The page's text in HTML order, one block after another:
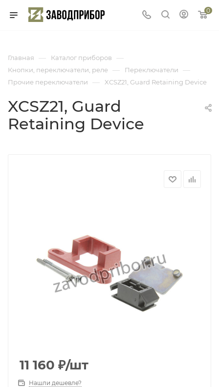
0
Главная — Каталог приборов —
Кнопки, переключатели, реле — Переключатели —
Прочие переключатели — XCSZ21, Guard Retaining Device
XCSZ21, Guard
Retaining Device
11 160 ₽/шт
Нашли дешевле?